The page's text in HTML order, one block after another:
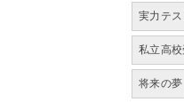
実力テス
私立高
将来の夢